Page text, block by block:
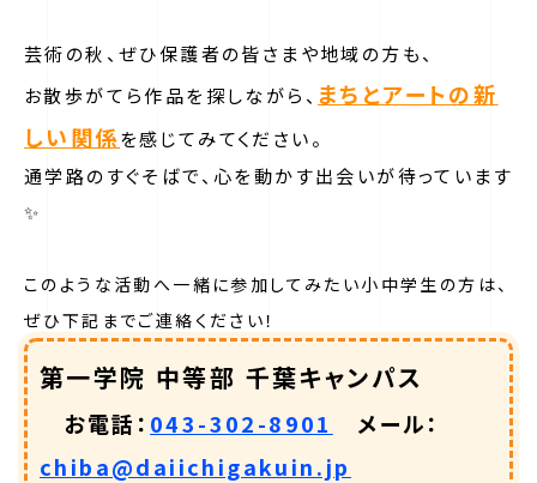
芸術の秋、ぜひ保護者の皆さまや地域の方も、
お散歩がてら作品を探しながら、 まちとアートの新
しい関係を感じてみてください。
通学路のすぐそばで、心を動かす出会いが待っています
✨
このような活動へ一緒に参加してみたい小中学生の方は、
ぜひ下記までご連絡ください！
第一学院 中等部 千葉キャンパス
お電話： 043-302-8901
メール：
chiba@daiichigakuin.jp